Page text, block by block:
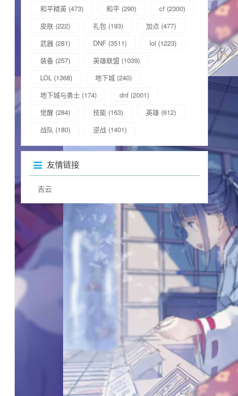
和平精英 (473) 和平 (290) cf (2300)
皮肤 (222) 礼包 (193) 加点 (477)
武器 (281) DNF (3511) lol (1223)
装备 (257) 英雄联盟 (1039)
LOL (1368) 地下城 (240)
地下城与勇士 (174) dnf (2001)
觉醒 (284) 技能 (163) 英雄 (612)
战队 (180) 逆战 (1401)
友情链接
吉云